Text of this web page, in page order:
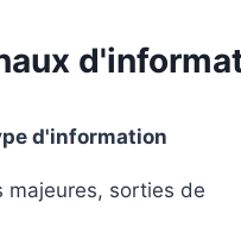
d'information
majeures, sorties de